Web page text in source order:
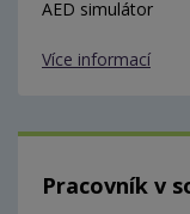
AED simulátor
Více informací
Pracovník v